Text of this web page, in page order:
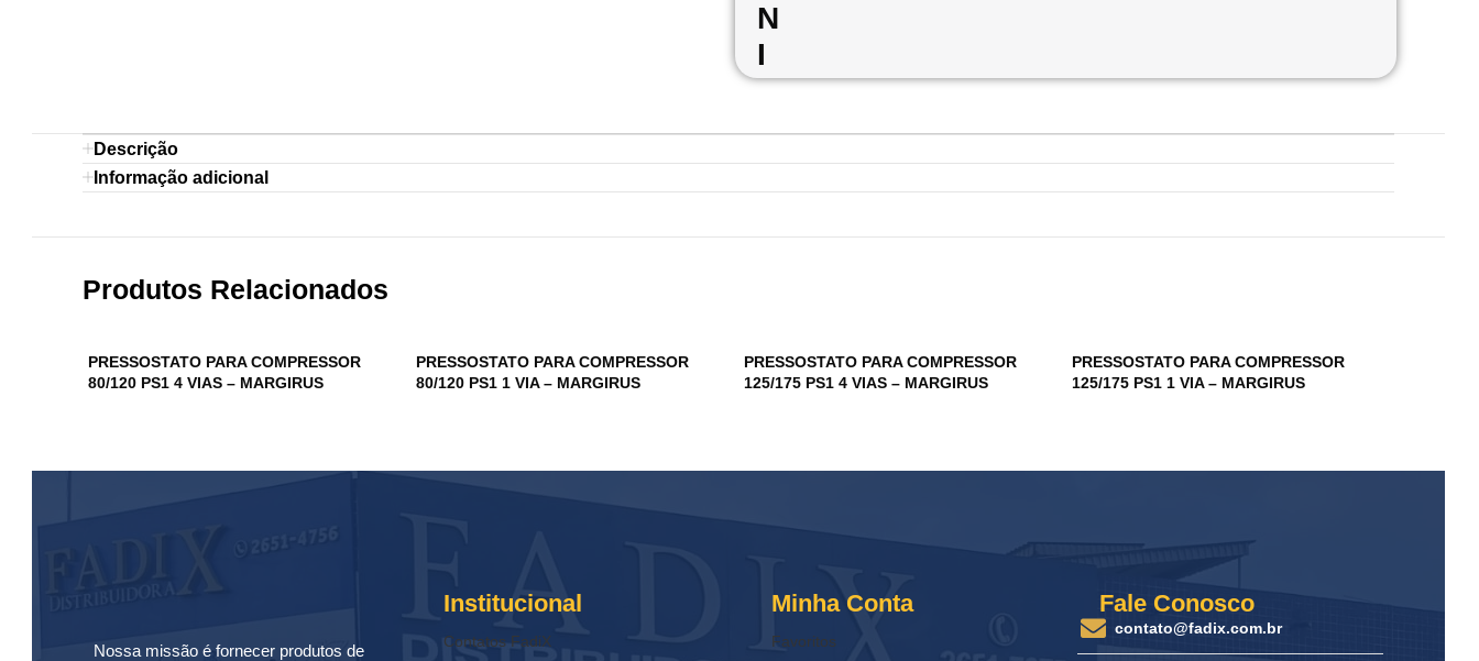
N
I
Descrição
Informação adicional
Produtos Relacionados
PRESSOSTATO PARA COMPRESSOR
80/120 PS1 4 VIAS – MARGIRUS
PRESSOSTATO PARA COMPRESSOR
80/120 PS1 1 VIA – MARGIRUS
PRESSOSTATO PARA COMPRESSOR
125/175 PS1 4 VIAS – MARGIRUS
PRESSOSTATO PARA COMPRESSOR
125/175 PS1 1 VIA – MARGIRUS
Nossa missão é fornecer produtos de
Institucional
Contatos FadiX
Minha Conta
Favoritos
Fale Conosco
contato@fadix.com.br